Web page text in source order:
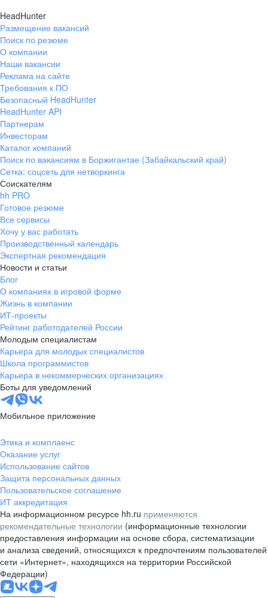
HeadHunter
Размещение вакансий
Поиск по резюме
О компании
Наши вакансии
Реклама на сайте
Требования к ПО
Безопасный HeadHunter
HeadHunter API
Партнерам
Инвесторам
Каталог компаний
Поиск по вакансиям в Боржигантае (Забайкальский край)
Сетка: соцсеть для нетворкинга
Соискателям
hh PRO
Готовое резюме
Все сервисы
Хочу у вас работать
Производственный календарь
Экспертная рекомендация
Новости и статьи
Блог
О компаниях в игровой форме
Жизнь в компании
ИТ-проекты
Рейтинг работодателей России
Молодым специалистам
Карьера для молодых специалистов
Школа программистов
Карьера в некоммерческих организациях
Боты для уведомлений
Мобильное приложение
Этика и комплаенс
Оказание услуг
Использование сайтов
Защита персональных данных
Пользовательское соглашение
ИТ аккредитация
На информационном ресурсе hh.ru применяются
рекомендательные технологии (информационные технологии
предоставления информации на основе сбора, систематизации
и анализа сведений, относящихся к предпочтениям пользователей
сети «Интернет», находящихся на территории Российской
Федерации)